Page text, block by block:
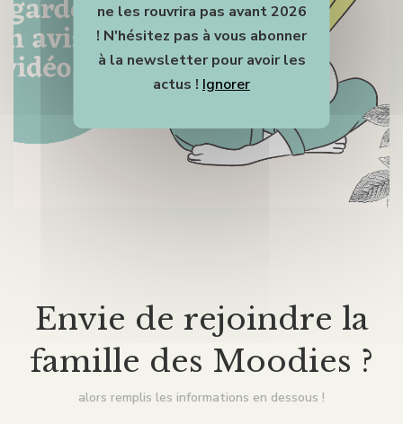
Envie de rejoindre la
famille des Moodies ?
alors remplis les informations en dessous !
ne les rouvrira pas avant 2026
! N'hésitez pas à vous abonner
à la newsletter pour avoir les
actus ! Ignorer